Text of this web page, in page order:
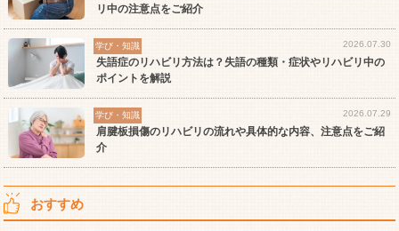
リ中の注意点をご紹介
学び・知識 2026.07.30
失語症のリハビリ方法は？失語の種類・症状やリハビリ中の
ポイントを解説
学び・知識 2026.07.29
肩腱板損傷のリハビリの流れや具体的な内容、注意点をご紹
介
おすすめ